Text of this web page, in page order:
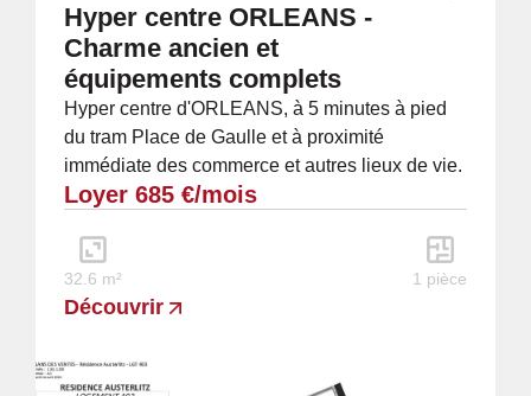
Hyper centre ORLEANS -
Charme ancien et
équipements complets
Hyper centre d'ORLEANS, à 5 minutes à pied
du tram Place de Gaulle et à proximité
immédiate des commerce et autres lieux de vie.
À louer superbe F1 meublé entièrement refait
Loyer 685 €/mois
32.6 m² 1 pièce
Découvrir